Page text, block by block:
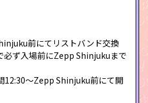
前にてリストバンド交換
必ず入場前にZepp Shinjukuまで
12:30〜Zepp Shinjuku前にて開